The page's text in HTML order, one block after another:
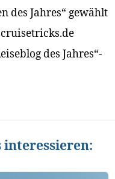
des Jahres“ gewählt
des Jahres“-
interessieren: